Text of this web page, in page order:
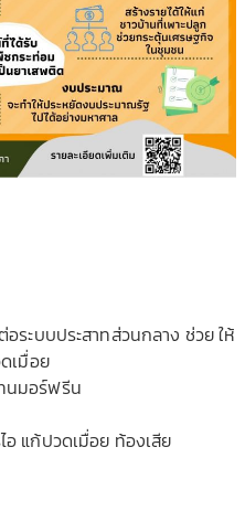
ระบบประสาทส่วนกลาง ช่วย ให้
เมื่อย
นมอร์ฟรีน
อ แก้ปวดเมื่อย ท้องเสีย